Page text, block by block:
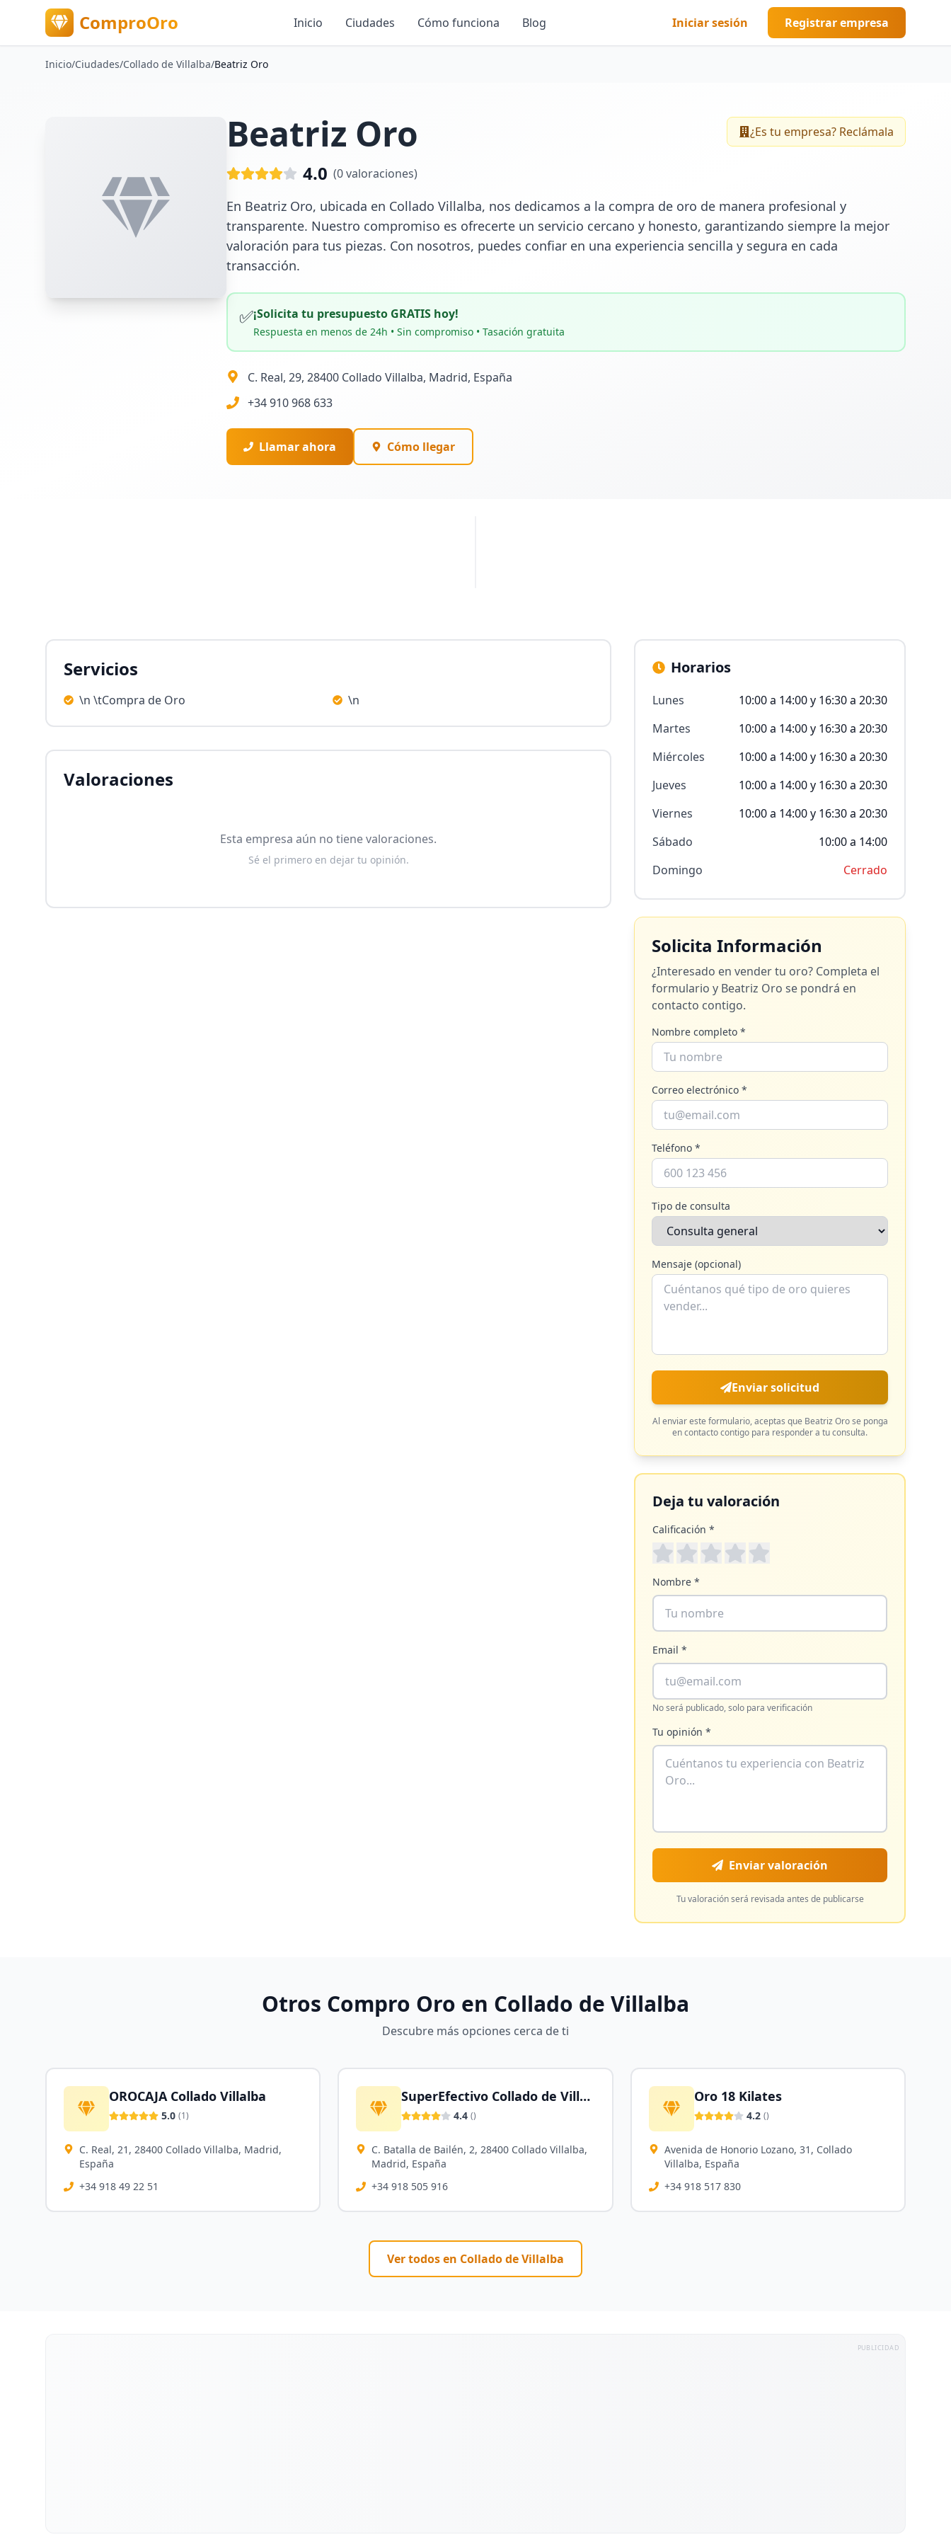
ComproOro Inicio Ciudades Cómo funciona Blog Iniciar sesión Registrar empresa
Inicio/Ciudades/Collado de Villalba/Beatriz Oro
Beatriz Oro ¿Es tu empresa? Reclámala
4.0 (0valoraciones)
En Beatriz Oro, ubicada en Collado Villalba, nos dedicamos a la compra de oro de manera profesional y
transparente. Nuestro compromiso es ofrecerte un servicio cercano y honesto, garantizando siempre la mejor
valoración para tus piezas. Con nosotros, puedes confiar en una experiencia sencilla y segura en cada
transacción.
✅¡Solicita tu presupuesto GRATIS hoy!
Respuesta en menos de 24h • Sin compromiso • Tasación gratuita
C. Real, 29, 28400 Collado Villalba, Madrid, España
+34 910 968 633
Llamar ahora Cómo llegar
Servicios
\n \tCompra de Oro \n
Valoraciones
Esta empresa aún no tiene valoraciones.
Sé el primero en dejar tu opinión.
Horarios
Lunes
10:00 a 14:00 y 16:30 a 20:30
Martes
10:00 a 14:00 y 16:30 a 20:30
Miércoles
10:00 a 14:00 y 16:30 a 20:30
Jueves
10:00 a 14:00 y 16:30 a 20:30
Viernes
10:00 a 14:00 y 16:30 a 20:30
Sábado
10:00 a 14:00
Domingo
Cerrado
Solicita Información
¿Interesado en vender tu oro? Completa el
formulario y Beatriz Oro se pondrá en
contacto contigo.
Nombre completo *
Correo electrónico *
Teléfono *
Tipo de consulta
Mensaje (opcional)
Enviar solicitud
Al enviar este formulario, aceptas que Beatriz Orose ponga
en contacto contigo para responder a tu consulta.
Deja tu valoración
Calificación *
Nombre *
Email *
No será publicado, solo para verificación
Tu opinión *
Enviar valoración
Tu valoración será revisada antes de publicarse
Otros Compro Oro en Collado de Villalba
Descubre más opciones cerca de ti
OROCAJA Collado Villalba
5.0 (1)
C. Real, 21, 28400 Collado Villalba, Madrid,
España
+34 918 49 22 51
SuperEfectivo Collado de Villalba
4.4 ()
C. Batalla de Bailén, 2, 28400 Collado Villalba,
Madrid, España
+34 918 505 916
Oro 18 Kilates
4.2 ()
Avenida de Honorio Lozano, 31, Collado
Villalba, España
+34 918 517 830
Ver todos en Collado de Villalba
PUBLICIDAD